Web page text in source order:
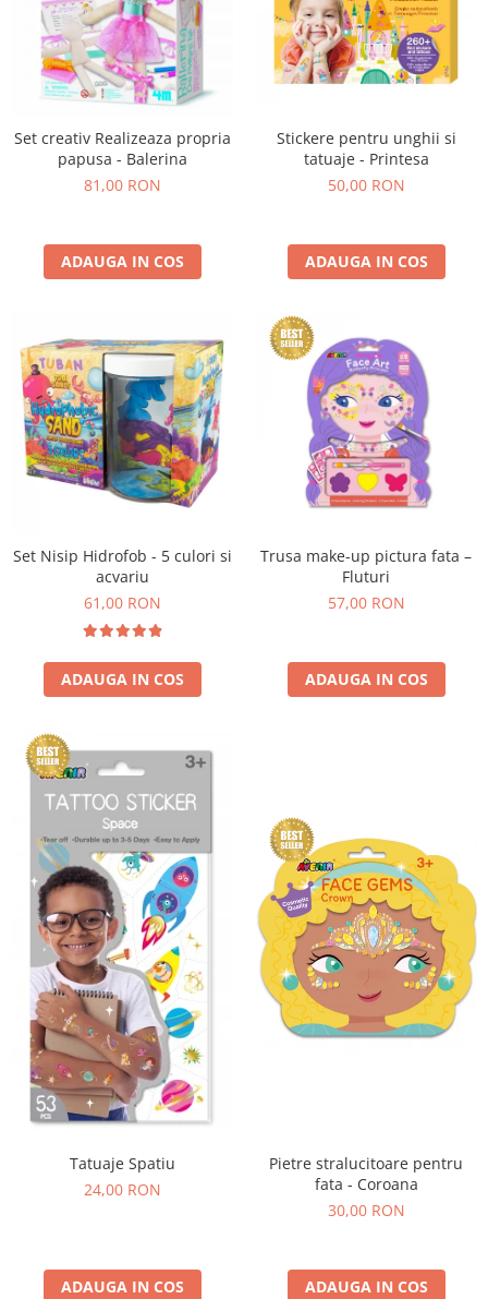
Set creativ Realizeaza propria
papusa - Balerina
81,00 RON
ADAUGA IN COS
Stickere pentru unghii si
tatuaje - Printesa
50,00 RON
ADAUGA IN COS
Set Nisip Hidrofob - 5 culori si
acvariu
61,00 RON
ADAUGA IN COS
Trusa make-up pictura fata –
Fluturi
57,00 RON
ADAUGA IN COS
Tatuaje Spatiu
24,00 RON
ADAUGA IN COS
Pietre stralucitoare pentru
fata - Coroana
30,00 RON
ADAUGA IN COS